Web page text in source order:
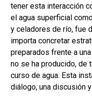
tener esta interacción
el agua superficial
y celadores de río, fue
importa concretar
preparados frente a
no se ha producido, de
curso de agua. Esta
diálogo, una discusión y